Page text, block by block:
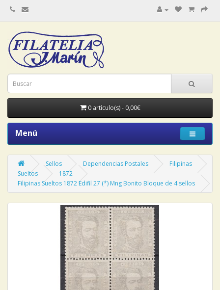
0 artículo(s) - 0,00€
Menú
Sellos Dependencias Postales
Filipinas
Sueltos
1872
Filipinas Sueltos 1872 Edifil 27 (*) Mng Bonito Bloque de 4 sellos